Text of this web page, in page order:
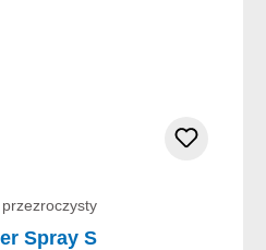
Spray S